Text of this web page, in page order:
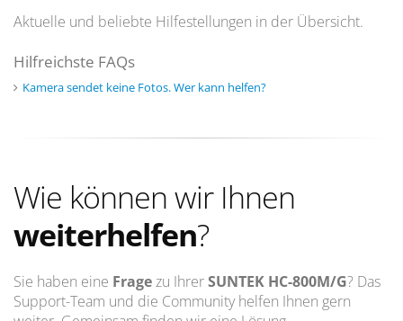
Aktuelle und beliebte Hilfestellungen in der Übersicht.
Hilfreichste FAQs
Kamera sendet keine Fotos. Wer kann helfen?
Wie können wir Ihnen
weiterhelfen?
Sie haben eine Fragezu IhrerSUNTEK HC-800M/G? Das
Support-Team und die Community helfen Ihnen gern